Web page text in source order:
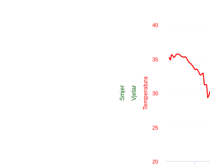
Temperatura
Vjetar
Smjer
20
25
30
35
40